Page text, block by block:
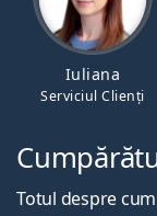
Iuliana
Serviciul Clienți
Totul despre